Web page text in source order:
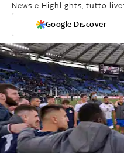
News e Highlights, tutto
Google Discover